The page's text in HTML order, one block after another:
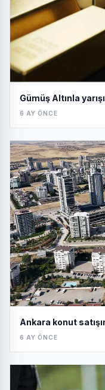
Gümüş Altınla
6 AY ÖNCE
Ankara konut
6 AY ÖNCE